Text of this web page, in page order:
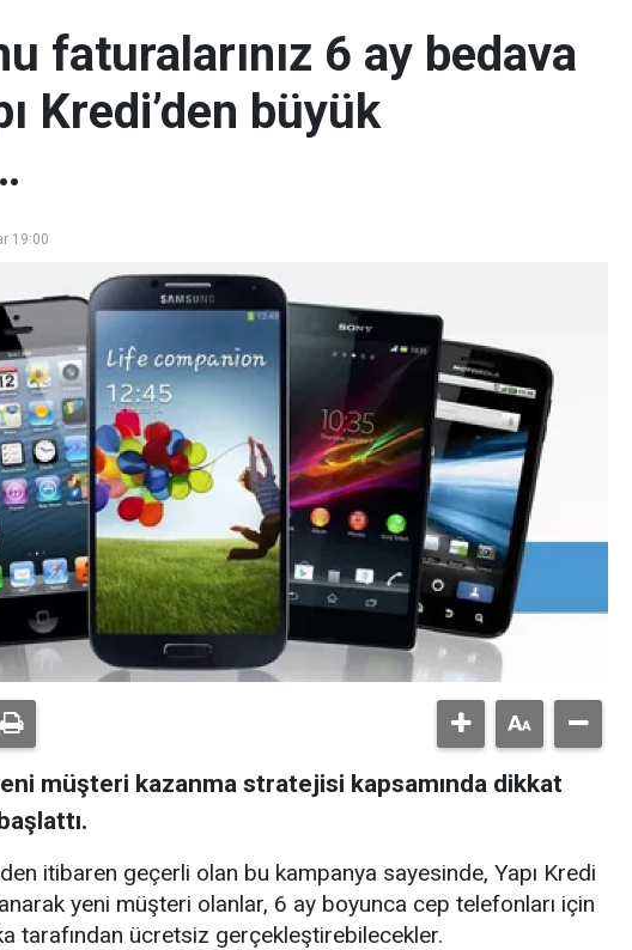
faturalarınız 6 ay bedava
Kredi’den büyük
19:00
müşteri kazanma stratejisi kapsamında dikkat
itibaren geçerli olan bu kampanya sayesinde, Yapı Kredi
yeni müşteri olanlar, 6 ay boyunca cep telefonları için
tarafından ücretsiz gerçekleştirebilecekler.